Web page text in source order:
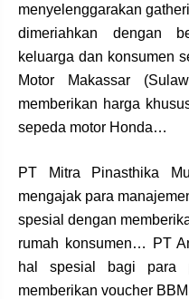
menyelenggarakan
dimeriahkan dengan
keluarga dan konsumen
Motor Makassar
memberikan harga
sepeda motor Honda…
PT Mitra Pinasthika
mengajak para
spesial dengan
rumah konsumen… PT
hal spesial bagi para
memberikan voucher